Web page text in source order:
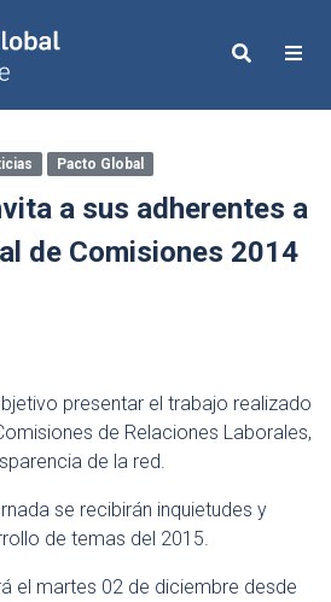
Search
Pacto Global
a sus adherentes a
de Comisiones 2014
presentar el trabajo realizado
de Relaciones Laborales,
de la red.
se recibirán inquietudes y
de temas del 2015.
el martes 02 de diciembre desde